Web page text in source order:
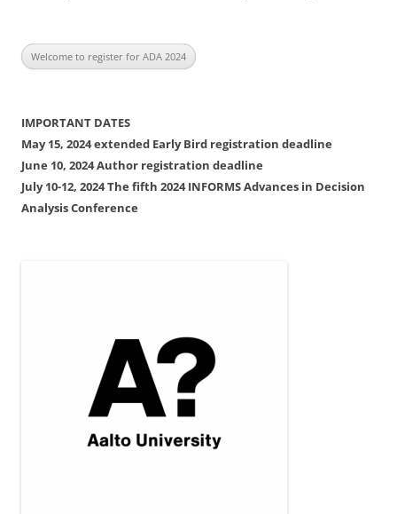
Welcome to register for ADA 2024
IMPORTANT DATES
May 15, 2024 extended Early Bird registration deadline
June 10, 2024 Author registration deadline
July 10-12, 2024 The fifth 2024 INFORMS Advances in Decision
Analysis Conference